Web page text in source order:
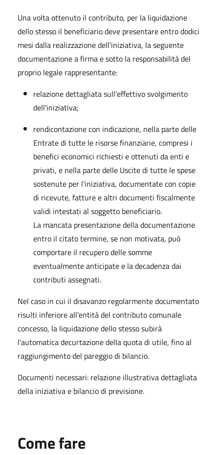
Una volta ottenuto il contributo, per la liquidazione
dello stesso il beneficiario deve presentare entro dodici
mesi dalla realizzazione dell'iniziativa, la seguente
documentazione a firma e sotto la responsabilità del
proprio legale rappresentante:
relazione dettagliata sull'effettivo svolgimento
dell'iniziativa;
rendicontazione con indicazione, nella parte delle
Entrate di tutte le risorse finanziarie, compresi i
benefici economici richiesti e ottenuti da enti e
privati, e nella parte delle Uscite di tutte le spese
sostenute per l'iniziativa, documentate con copie
di ricevute, fatture e altri documenti fiscalmente
validi intestati al soggetto beneficiario.
La mancata presentazione della documentazione
entro il citato termine, se non motivata, può
comportare il recupero delle somme
eventualmente anticipate e la decadenza dai
contributi assegnati.
Nel caso in cui il disavanzo regolarmente documentato
risulti inferiore all'entità del contributo comunale
concesso, la liquidazione dello stesso subirà
l'automatica decurtazione della quota di utile, fino al
raggiungimento del pareggio di bilancio.
Documenti necessari: relazione illustrativa dettagliata
della iniziativa e bilancio di previsione.
Come fare